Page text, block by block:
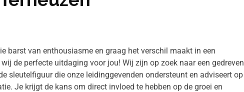
barst van enthousiasme en graag het verschil maakt in een
de perfecte uitdaging voor jou! Wij zijn op zoek naar een gedreven
sleutelfiguur die onze leidinggevenden ondersteunt en adviseert op
Je krijgt de kans om direct invloed te hebben op de groei en